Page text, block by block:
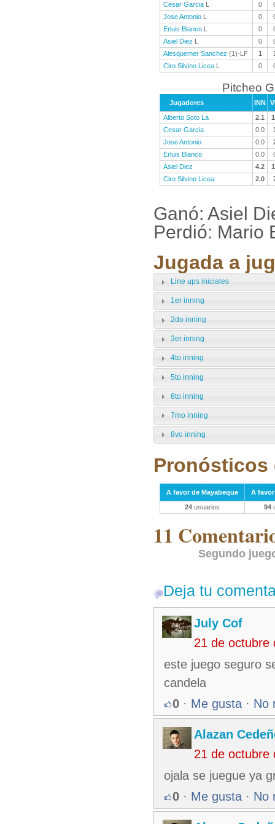
Cesar Garcia L 0
Jose Antonio L 0
Erluis Blanco L 0
Asiel Diez L 0
Alesquemer Sanchez (1)-LF 1
Ciro Silvino Licea L 0
Pitcheo
Jugadores INN
Alberto Soto La
2.1
Cesar Garcia
0.0
Jose Antonio
0.0
Erluis Blanco
0.0
Asiel Diez
4.2
Ciro Silvino Licea
2.0
Ganó: Asiel
Perdió: Mario
Jugada a
Line ups iniciales
1er inning
2do inning
3er inning
4to inning
5to inning
6to inning
7mo inning
8vo inning
Pronósticos
A favor de Mayabeque
A
24 usuarios 94
11
Segundo
Deja tu
July Cof
21 de octubre
este juego seguro
candela
0 · Me gusta · No
Alazan
21 de octubre
ojala se juegue ya
0 · Me gusta · No